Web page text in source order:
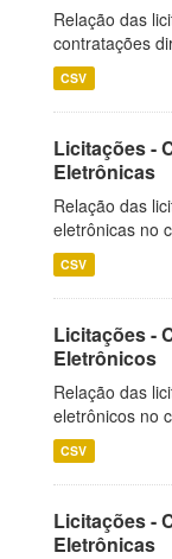
Relação das
contratações
CSV
Licitações -
Eletrônicas
Relação das
eletrônicas no
CSV
Licitações -
Eletrônicos
Relação das
eletrônicos no
CSV
Licitações -
Eletrônicas